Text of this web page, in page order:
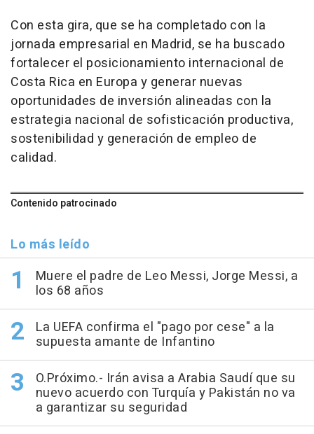
Con esta gira, que se ha completado con la
jornada empresarial en Madrid, se ha buscado
fortalecer el posicionamiento internacional de
Costa Rica en Europa y generar nuevas
oportunidades de inversión alineadas con la
estrategia nacional de sofisticación productiva,
sostenibilidad y generación de empleo de
calidad.
Contenido patrocinado
Lo más leído
Muere el padre de Leo Messi, Jorge Messi, a
los 68 años
La UEFA confirma el "pago por cese" a la
supuesta amante de Infantino
O.Próximo.- Irán avisa a Arabia Saudí que su
nuevo acuerdo con Turquía y Pakistán no va
a garantizar su seguridad